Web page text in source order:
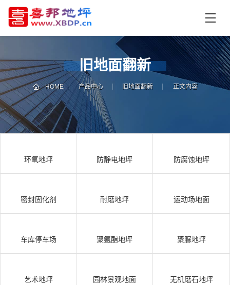
页
中
心
技
术
支
持
资
讯
中
例
咨
旧地面翻新
HOME 产品中心 旧地面翻新 正文内容
环氧地坪 防静电地坪 防腐蚀地坪
密封固化剂 耐磨地坪 运动场地面
车库停车场 聚氨酯地坪 聚脲地坪
艺术地坪 园林景观地面 无机磨石地坪